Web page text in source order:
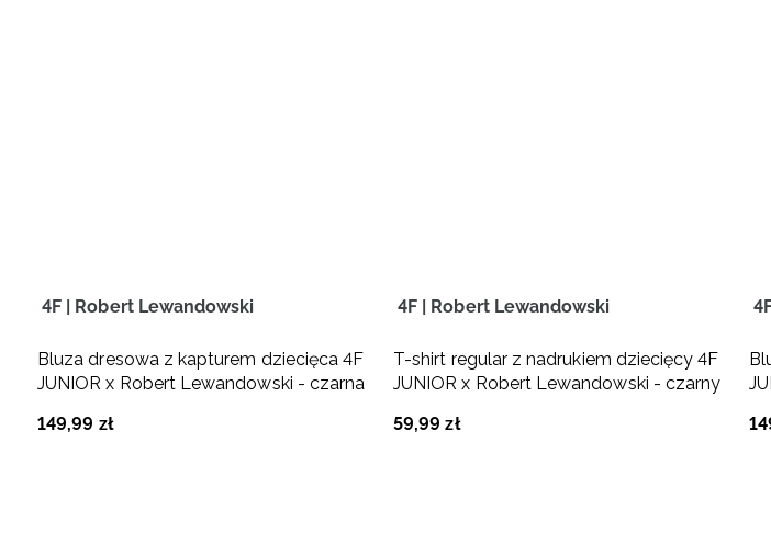
4F | Robert Lewandowski
Bluza dresowa z kapturem dziecięca 4F
JUNIOR x Robert Lewandowski - czarna
149,99 zł
4F | Robert Lewandowski
T-shirt regular z nadrukiem dziecięcy 4F
JUNIOR x Robert Lewandowski - czarny
59,99 zł